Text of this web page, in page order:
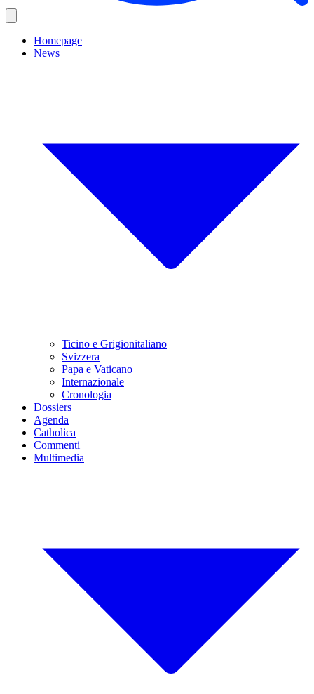
Homepage
News
Ticino e Grigionitaliano
Svizzera
Papa e Vaticano
Internazionale
Cronologia
Dossiers
Agenda
Catholica
Commenti
Multimedia